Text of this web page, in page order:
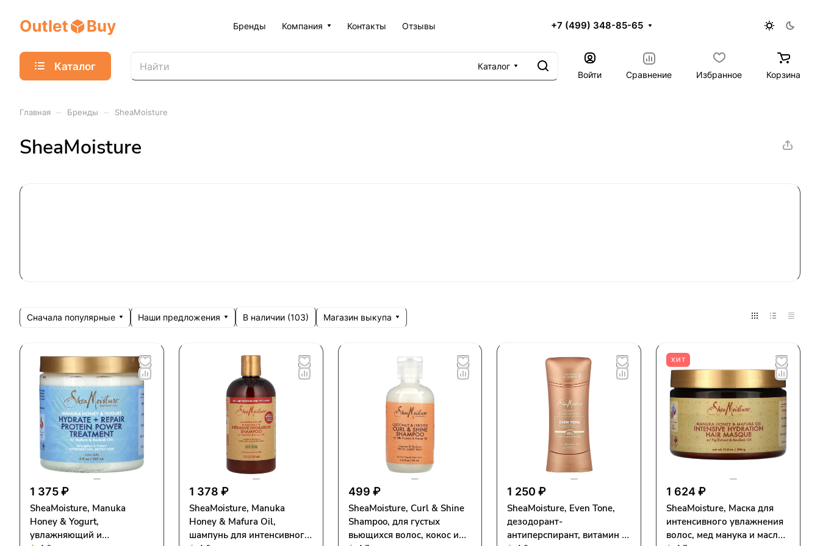
Бренды Компания Контакты Отзывы +7 (499) 348-85-65
Каталог
Каталог
Войти
Сравнение Избранное Корзина
Главная Бренды SheaMoisture
SheaMoisture
Сначала популярные Наши предложения В наличии (103) Магазин выкупа
1 375 ₽
SheaMoisture, Manuka
Honey & Yogurt,
увлажняющий и
1 378 ₽
SheaMoisture, Manuka
Honey & Mafura Oil,
шампунь для интенсивного
499 ₽
SheaMoisture, Curl & Shine
Shampoo, для густых
вьющихся волос, кокос и
1 250 ₽
SheaMoisture, Even Tone,
дезодорант-
антиперспирант, витамин C
ХИТ
1 624 ₽
SheaMoisture, Маска для
интенсивного увлажнения
волос, мед манука и масло